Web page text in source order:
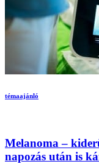
témaajánló
Melanoma –
napozás után is